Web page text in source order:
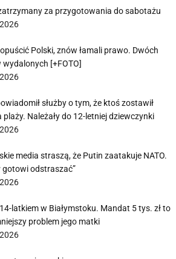
za przygotowania do sabotażu
Polski, znów łamali prawo. Dwóch
wydalonych [+FOTO]
służby o tym, że ktoś zostawił
plaży. Należały do 12-letniej dziewczynki
media straszą, że Putin zaatakuje NATO.
gotowi odstraszać”
latkiem w Białymstoku. Mandat 5 tys. zł to
problem jego matki